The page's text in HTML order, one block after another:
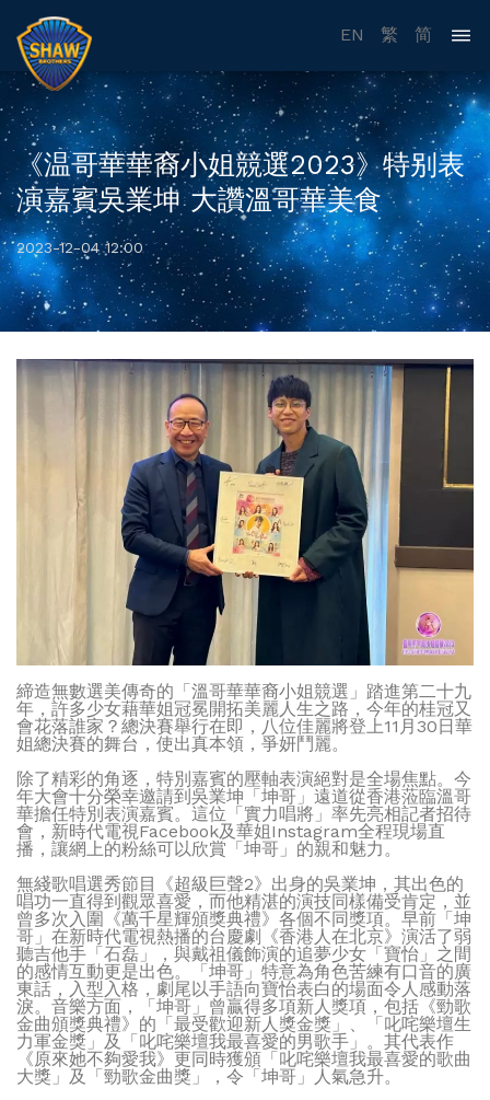
EN 繁 简
《温哥華華裔小姐競選2023》特别表
演嘉賓吳業坤 大讚溫哥華美食
2023-12-04 12:00
締造無數選美傳奇的「溫哥華華裔小姐競選」踏進第二十九
年，許多少女藉華姐冠冕開拓美麗人生之路，今年的桂冠又
會花落誰家？總決賽舉行在即，八位佳麗將登上11月30日華
姐總決賽的舞台，使出真本領，爭妍鬥麗。
除了精彩的角逐，特別嘉賓的壓軸表演絕對是全場焦點。今
年大會十分榮幸邀請到吳業坤「坤哥」遠道從香港蒞臨溫哥
華擔任特別表演嘉賓。這位「實力唱將」率先亮相記者招待
會，新時代電視Facebook及華姐Instagram全程現場直
播，讓網上的粉絲可以欣賞「坤哥」的親和魅力。
無綫歌唱選秀節目《超級巨聲2》出身的吳業坤，其出色的
唱功一直得到觀眾喜愛，而他精湛的演技同樣備受肯定，並
曾多次入圍《萬千星輝頒獎典禮》各個不同獎項。早前「坤
哥」在新時代電視熱播的台慶劇《香港人在北京》演活了弱
聽吉他手「石磊」，與戴祖儀飾演的追夢少女「寶怡」之間
的感情互動更是出色。「坤哥」特意為角色苦練有口音的廣
東話，入型入格，劇尾以手語向寶怡表白的場面令人感動落
淚。音樂方面，「坤哥」曾贏得多項新人獎項，包括《勁歌
金曲頒獎典禮》的「最受歡迎新人獎金獎」、「叱咤樂壇生
力軍金獎」及「叱咤樂壇我最喜愛的男歌手」。其代表作
《原來她不夠愛我》更同時獲頒「叱咤樂壇我最喜愛的歌曲
大獎」及「勁歌金曲獎」，令「坤哥」人氣急升。